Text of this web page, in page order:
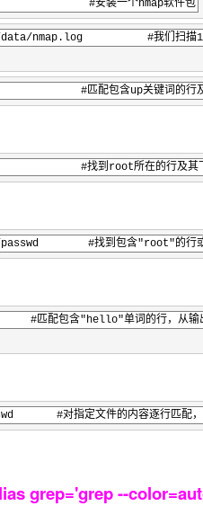
#安装一个nmap软件包
nmap.log #我们扫描
#匹配包含up关键词的行及其
找到root所在的行及其下面3
#找到包含"root"的行或
单词的行，从输出结果来
指定文件的内容逐行匹配，将匹
grep='grep --